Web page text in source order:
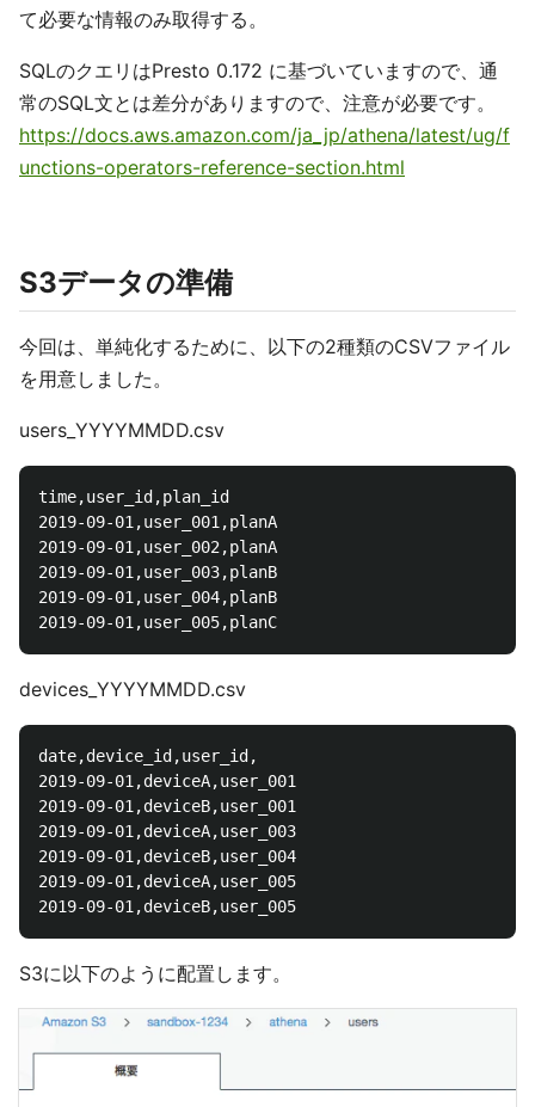
て必要な情報のみ取得する。
SQLのクエリはPresto 0.172 に基づいていますので、通
常のSQL文とは差分がありますので、注意が必要です。
https://docs.aws.amazon.com/ja_jp/athena/latest/ug/f
unctions-operators-reference-section.html
S3データの準備
今回は、単純化するために、以下の2種類のCSVファイル
を用意しました。
users_YYYYMMDD.csv
time,user_id,plan_id
2019-09-01,user_001,planA
2019-09-01,user_002,planA
2019-09-01,user_003,planB
2019-09-01,user_004,planB
devices_YYYYMMDD.csv
date,device_id,user_id,
2019-09-01,deviceA,user_001
2019-09-01,deviceB,user_001
2019-09-01,deviceA,user_003
2019-09-01,deviceB,user_004
2019-09-01,deviceA,user_005
S3に以下のように配置します。